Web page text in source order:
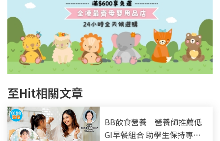
至Hit相關文章
BB飲食營養｜營養師推薦低
GI早餐組合 助學生保持專注